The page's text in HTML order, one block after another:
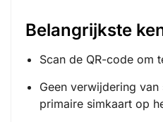
Belangrijkste
Scan de QR-code om
Geen verwijdering
primaire simkaart op